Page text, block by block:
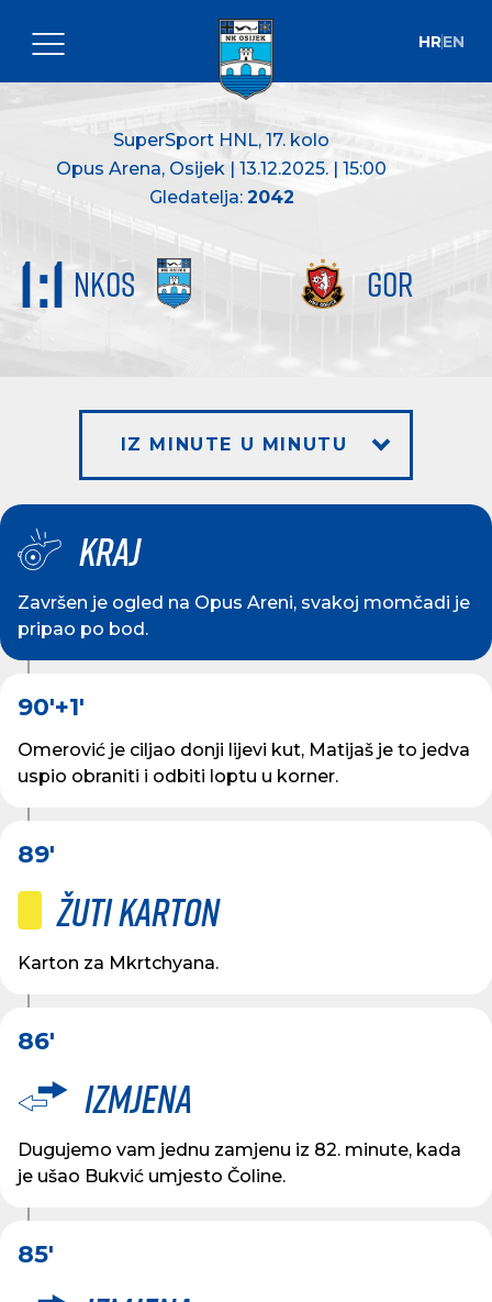
HREN
SuperSport HNL, 17. kolo
Opus Arena, Osijek | 13.12.2025. | 15:00
Gledatelja: 2042
NKOS GOR
1:1
IZ MINUTE U MINUTU
Kraj
Završen je ogled na Opus Areni, svakoj momčadi je
pripao po bod.
90'+1'
Omerović je ciljao donji lijevi kut, Matijaš je to jedva
uspio obraniti i odbiti loptu u korner.
89'
Žuti karton
Karton za Mkrtchyana.
86'
Izmjena
Dugujemo vam jednu zamjenu iz 82. minute, kada
je ušao Bukvić umjesto Čoline.
85'